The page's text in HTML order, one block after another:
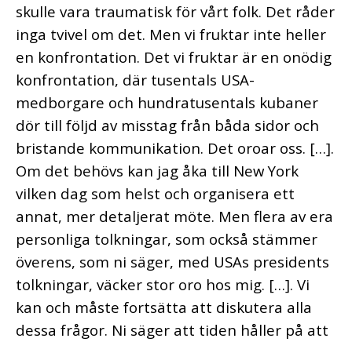
skulle vara traumatisk för vårt folk. Det råder
inga tvivel om det. Men vi fruktar inte heller
en konfrontation. Det vi fruktar är en onödig
konfrontation, där tusentals USA-
medborgare och hundratusentals kubaner
dör till följd av misstag från båda sidor och
bristande kommunikation. Det oroar oss. […].
Om det behövs kan jag åka till New York
vilken dag som helst och organisera ett
annat, mer detaljerat möte. Men flera av era
personliga tolkningar, som också stämmer
överens, som ni säger, med USAs presidents
tolkningar, väcker stor oro hos mig. […]. Vi
kan och måste fortsätta att diskutera alla
dessa frågor. Ni säger att tiden håller på att